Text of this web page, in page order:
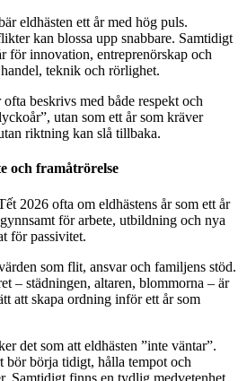
eldhästen ett år med hög puls.
kan blossa upp snabbare. Samtidigt
för innovation, entreprenörskap och
teknik och rörlighet.
beskrivs med både respekt och
utan som ett år som kräver
riktning kan slå tillbaka.
och framåtrörelse
2026 ofta om eldhästens år som ett år
för arbete, utbildning och nya
för passivitet.
som flit, ansvar och familjens stöd.
– städningen, altaren, blommorna – är
att skapa ordning inför ett år som
det som att eldhästen ”inte väntar”.
börja tidigt, hålla tempot och
Samtidigt finns en tydlig medvetenhet